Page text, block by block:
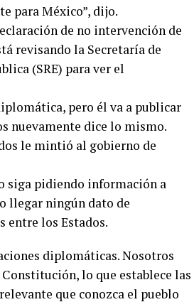
para México”, dijo.
de no intervención de
revisando la Secretaría de
(SRE) para ver el
pero él va a publicar
nuevamente dice lo mismo.
le mintió al gobierno de
siga pidiendo información a
llegar ningún dato de
entre los Estados.
diplomáticas. Nosotros
lo que establece las
que conozca el pueblo